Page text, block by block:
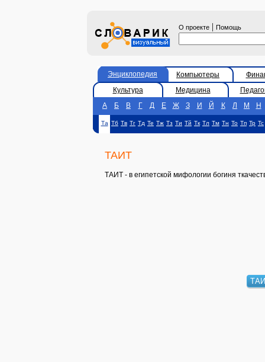
О проекте | Помощь
Энциклопедия Компьютеры
Культура
Медицина
А
Б В Г Д Е Ж З И Й К Л М Н
Та Тб Тв Тг Тд Те Тж Тз Ти Тй Тк Тл Тм Тн То Тп Тр Тс
ТАИТ
ТАИТ - в египетской мифологии богиня